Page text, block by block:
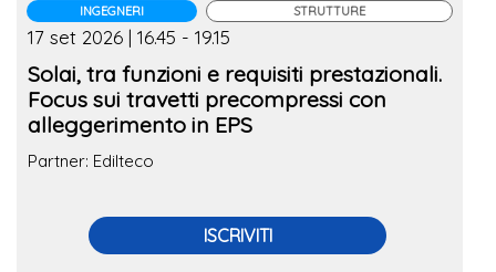
INGEGNERI
STRUTTURE
17 set 2026 | 16.45 - 19.15
Solai, tra funzioni e requisiti prestazionali.
Focus sui travetti precompressi con
alleggerimento in EPS
Partner: Edilteco
ISCRIVITI